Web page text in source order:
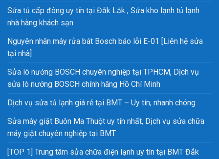
Sửa tủ cấp đông uy tín tại Đắk Lắk , Sửa kho lạnh tủ lạnh
nhà hàng khách sạn
Nguyên nhân máy rửa bát Bosch báo lỗi E-01 [Liên hệ sửa
tại nhà]
Sửa lò nướng BOSCH chuyên nghiệp tại TPHCM, Dịch vụ
sửa lò nướng BOSCH chính hãng Hồ Chí Minh
Dịch vụ sửa tủ lạnh giá rẻ tại BMT – Uy tín, nhanh chóng
Sửa máy giặt Buôn Ma Thuột uy tín nhất, Dịch vụ sửa chữa
máy giặt chuyên nghiệp tại BMT
[TOP 1] Trung tâm sửa chữa điện lạnh uy tín tại BMT Đắk